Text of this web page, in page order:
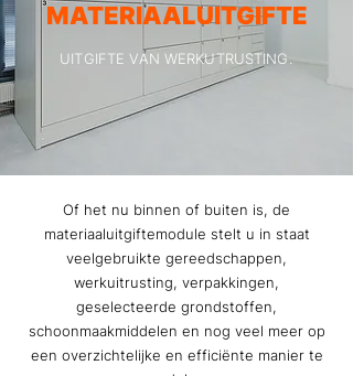
MATERIAALUITGIFTE
UITGIFTE VAN WERKUTRUSTING.
Of het nu binnen of buiten is, de
materiaaluitgiftemodule stelt u in staat
veelgebruikte gereedschappen,
werkuitrusting, verpakkingen,
geselecteerde grondstoffen,
schoonmaakmiddelen en nog veel meer op
een overzichtelijke en efficiënte manier te